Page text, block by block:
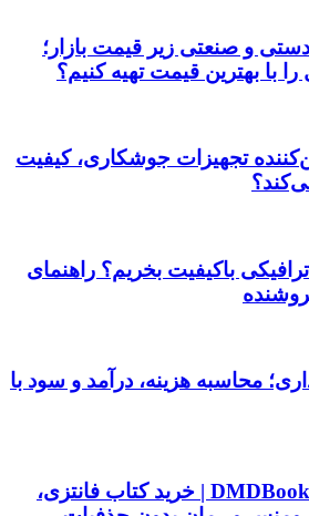
هوشمند برای شناسایی
ارز دیجیتال
بدون ثبت شرکت
و شرکت‌های بزرگ همکاری